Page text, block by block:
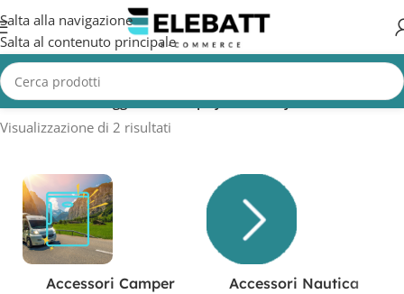
Salta alla navigazione
Salta al contenuto principale
Home/Prodotti taggati “6v deep cycle battery”
Visualizzazione di 2 risultati
Accessori Camper
Accessori Nautica